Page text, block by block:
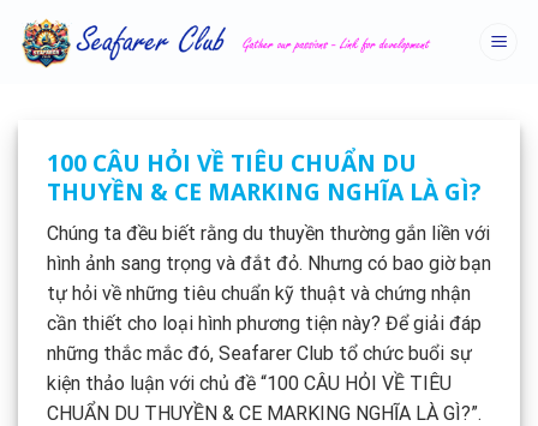
content
100 CÂU HỎI VỀ TIÊU CHUẨN DU
THUYỀN & CE MARKING NGHĨA LÀ GÌ?
Chúng ta đều biết rằng du thuyền thường gắn liền với
hình ảnh sang trọng và đắt đỏ. Nhưng có bao giờ bạn
tự hỏi về những tiêu chuẩn kỹ thuật và chứng nhận
cần thiết cho loại hình phương tiện này? Để giải đáp
những thắc mắc đó, Seafarer Club tổ chức buổi sự
kiện thảo luận với chủ đề “100 CÂU HỎI VỀ TIÊU
CHUẨN DU THUYỀN & CE MARKING NGHĨA LÀ GÌ?”.